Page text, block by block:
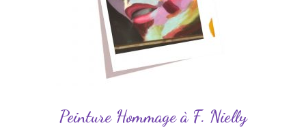
Peinture Hommage à F. Nielly